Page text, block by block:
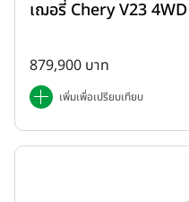
เฌอรี่ Chery V23
879,900 บาท
เพิ่มเพื่อเปรียบเทียบ